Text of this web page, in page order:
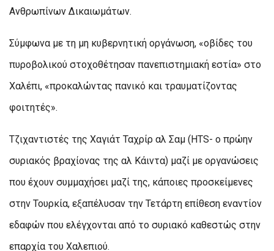
Ανθρωπίνων Δικαιωμάτων.
Σύμφωνα με τη μη κυβερνητική οργάνωση, «οβίδες του
πυροβολικού στοχοθέτησαν πανεπιστημιακή εστία» στο
Χαλέπι, «προκαλώντας πανικό και τραυματίζοντας
φοιτητές».
Τζιχαντιστές της Χαγιάτ Ταχρίρ αλ Σαμ (HTS- ο πρώην
συριακός βραχίονας της αλ Κάιντα) μαζί με οργανώσεις
που έχουν συμμαχήσει μαζί της, κάποιες προσκείμενες
στην Τουρκία, εξαπέλυσαν την Τετάρτη επίθεση εναντίον
εδαφών που ελέγχονται από το συριακό καθεστώς στην
επαρχία του Χαλεπιού.